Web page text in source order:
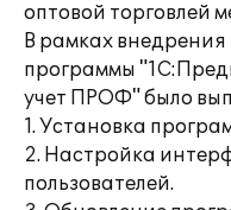
оптовой торговлей
В рамках
программы
учет ПРОФ" было
1. Установка
2. Настройка
пользователей.